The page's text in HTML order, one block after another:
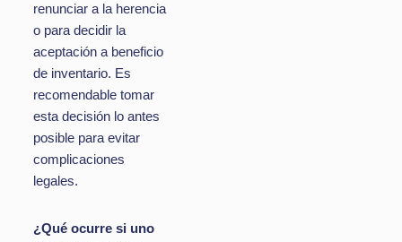
renunciar a la herencia
o para decidir la
aceptación a beneficio
de inventario. Es
recomendable tomar
esta decisión lo antes
posible para evitar
complicaciones
legales.
¿Qué ocurre si uno